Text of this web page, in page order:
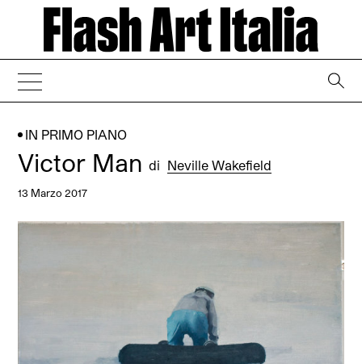
IN PRIMO PIANO
Victor Mandi Neville Wakefield
13 Marzo 2017